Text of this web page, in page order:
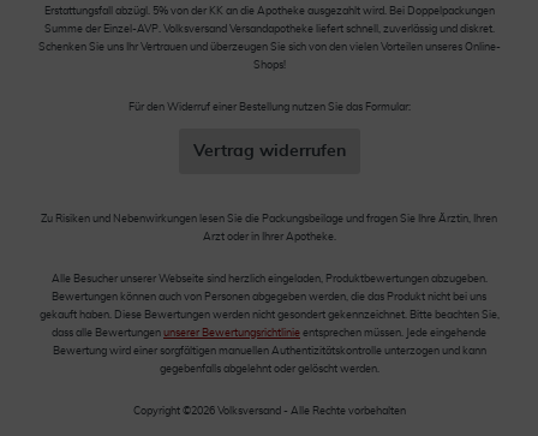
Erstattungsfall abzügl. 5% von der KK an die Apotheke ausgezahlt wird. Bei Doppelpackungen
Summe der Einzel-AVP. Volksversand Versandapotheke liefert schnell, zuverlässig und diskret.
Schenken Sie uns Ihr Vertrauen und überzeugen Sie sich von den vielen Vorteilen unseres Online-
Shops!
Für den Widerruf einer Bestellung nutzen Sie das Formular:
Vertrag widerrufen
Zu Risiken und Nebenwirkungen lesen Sie die Packungsbeilage und fragen Sie Ihre Ärztin, Ihren
Arzt oder in Ihrer Apotheke.
Alle Besucher unserer Webseite sind herzlich eingeladen, Produktbewertungen abzugeben.
Bewertungen können auch von Personen abgegeben werden, die das Produkt nicht bei uns
gekauft haben. Diese Bewertungen werden nicht gesondert gekennzeichnet. Bitte beachten Sie,
dass alle Bewertungen unserer Bewertungsrichtlinie entsprechen müssen. Jede eingehende
Bewertung wird einer sorgfältigen manuellen Authentizitätskontrolle unterzogen und kann
gegebenfalls abgelehnt oder gelöscht werden.
Copyright ©2026 Volksversand - Alle Rechte vorbehalten